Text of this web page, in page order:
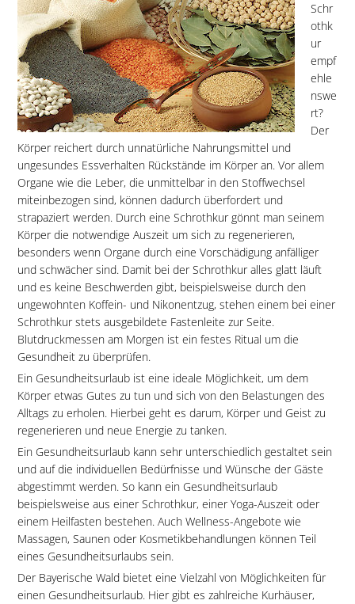
Schr
othk
ur
empf
ehle
nswe
rt?
Der
Körper reichert durch unnatürliche Nahrungsmittel und
ungesundes Essverhalten Rückstände im Körper an. Vor allem
Organe wie die Leber, die unmittelbar in den Stoffwechsel
miteinbezogen sind, können dadurch überfordert und
strapaziert werden. Durch eine Schrothkur gönnt man seinem
Körper die notwendige Auszeit um sich zu regenerieren,
besonders wenn Organe durch eine Vorschädigung anfälliger
und schwächer sind. Damit bei der Schrothkur alles glatt läuft
und es keine Beschwerden gibt, beispielsweise durch den
ungewohnten Koffein- und Nikonentzug, stehen einem bei einer
Schrothkur stets ausgebildete Fastenleite zur Seite.
Blutdruckmessen am Morgen ist ein festes Ritual um die
Gesundheit zu überprüfen.
Ein Gesundheitsurlaub ist eine ideale Möglichkeit, um dem
Körper etwas Gutes zu tun und sich von den Belastungen des
Alltags zu erholen. Hierbei geht es darum, Körper und Geist zu
regenerieren und neue Energie zu tanken.
Ein Gesundheitsurlaub kann sehr unterschiedlich gestaltet sein
und auf die individuellen Bedürfnisse und Wünsche der Gäste
abgestimmt werden. So kann ein Gesundheitsurlaub
beispielsweise aus einer Schrothkur, einer Yoga-Auszeit oder
einem Heilfasten bestehen. Auch Wellness-Angebote wie
Massagen, Saunen oder Kosmetikbehandlungen können Teil
eines Gesundheitsurlaubs sein.
Der Bayerische Wald bietet eine Vielzahl von Möglichkeiten für
einen Gesundheitsurlaub. Hier gibt es zahlreiche Kurhäuser,